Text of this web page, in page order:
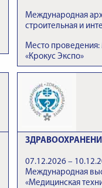
Международная
строительная и
Место
«Крокус Экспо»
07.12.2026 –
Международная
«Медицинская